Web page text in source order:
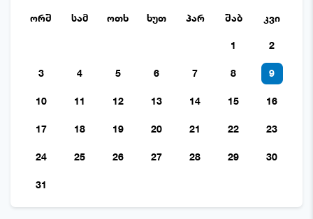
ორშ სამ ოთხ ხუთ პარ შაბ კვი
1 2
3 4 5 6 7 8 9
10 11 12 13 14 15 16
17 18 19 20 21 22 23
24 25 26 27 28 29 30
31